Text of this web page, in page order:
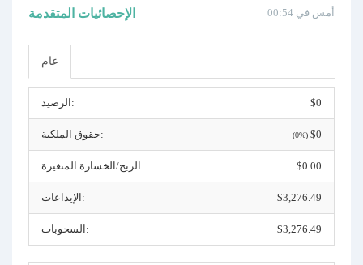
أمس في 00:54 الإحصائيات المتقدمة
عام
الرصيد: $0
حقوق الملكية: (0%) $0
الربح/الخسارة المتغيرة: $0.00
الإيداعات: $3,276.49
السحوبات: $3,276.49